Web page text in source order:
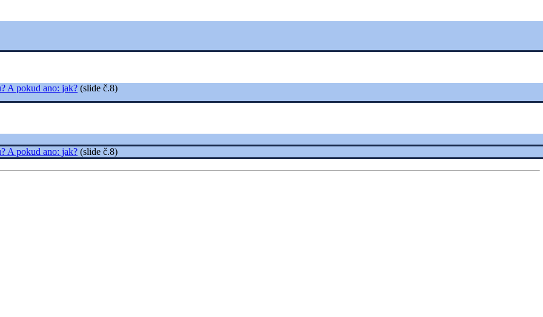
A pokud ano: jak? (slide č.8)
A pokud ano: jak? (slide č.8)